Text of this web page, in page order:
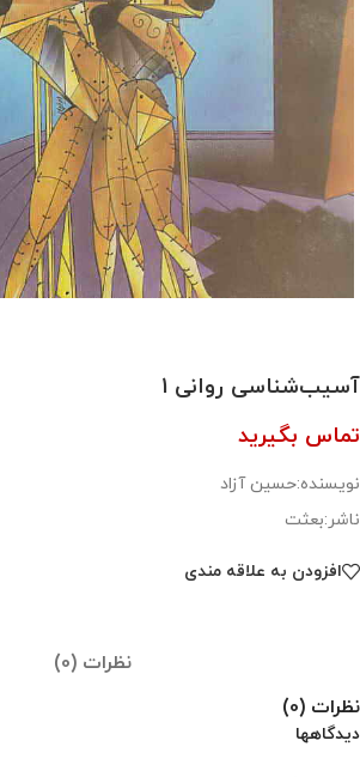
آسیب‌شناسی روانی 1
تماس بگیرید
نویسنده:حسین آزاد
ناشر:بعثت
افزودن به علاقه مندی
نظرات (0)
نظرات (0)
دیدگاهها